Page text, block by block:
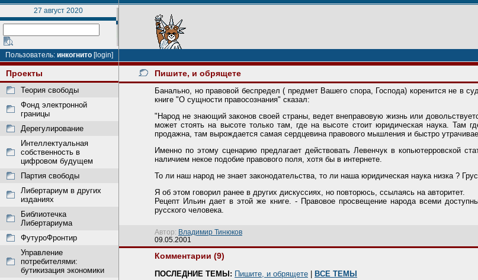
27 август 2020
Пользователь: инкогнито [login]
Проекты
Теория свободы
Фонд электронной
границы
Дерегулирование
Интеллектуальная
собственность в
цифровом будущем
Партия свободы
Либертариум в других
изданиях
Библиотечка
Либертариума
ФутуроФронтир
Управление
потребителями:
бутикизация экономики
Пишите, и обрящете
Банально, но правовой беспредел ( предмет Вашего спора, Господа) коренится не
книге "О сущности правосознания" сказал:
"Народ не знающий законов своей страны, ведет внеправовую жизнь или
может стоять на высоте только там, где на высоте стоит юридическая наука. Там
продажна, там вырождается самая сердцевина правового мышления и быстро
Именно по этому сценарию предлагает действовать Левенчук в копьютерровской
наличием некое подобие правового поля, хотя бы в интернете.
То ли наш народ не знает законодательства, то ли наша юридическая наука низка ?
Я об этом говорил ранее в других дискуссиях, но повторюсь, ссылаясь на авторитет.
Рецепт Ильин дает в этой же книге. - Правовое просвещение народа всеми
русского человека.
Автор: Владимир Тинюков
09.05.2001
Комментарии (9)
ПОСЛЕДНИЕ ТЕМЫ: Пишите, и обрящете ВСЕ ТЕМЫ